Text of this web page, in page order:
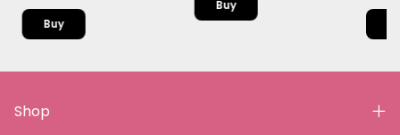
Shop